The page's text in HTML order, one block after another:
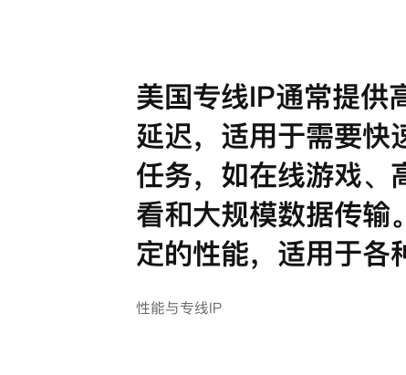
美国专线IP通常提供
延迟，适用于需要快
任务，如在线游戏、
看和大规模数据传输
定的性能，适用于各
性能与专线IP